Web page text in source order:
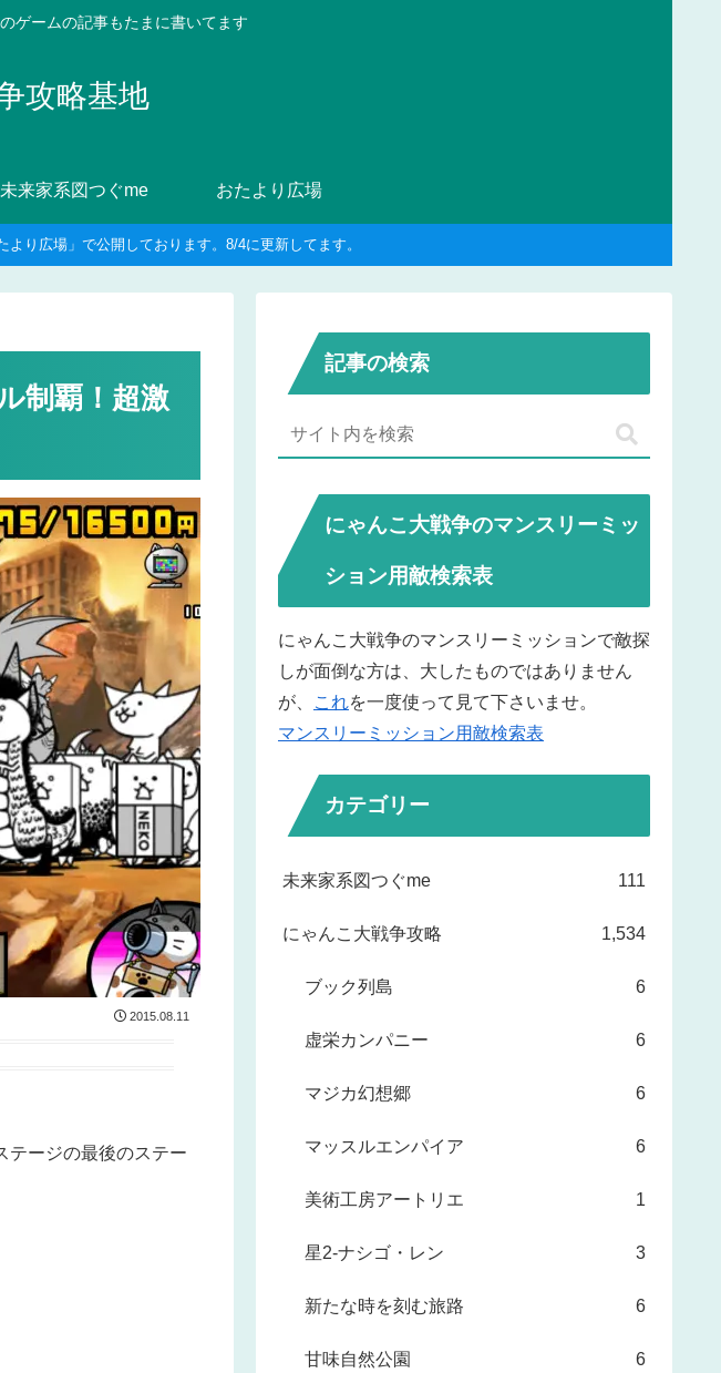
ゲームの記事もたまに書いてます
攻略基地
未来家系図つぐme おたより広場
り広場」で公開しております。8/4に更新してます。
制覇！超激
2015.08.11
テージの最後のステー
記事の検索
にゃんこ大戦争のマンスリーミッ
ション用敵検索表
にゃんこ大戦争のマンスリーミッションで敵探
しが面倒な方は、大したものではありません
が、
これを一度使って見て下さいませ。
マンスリーミッション用敵検索表
カテゴリー
未来家系図つぐme 111
にゃんこ大戦争攻略 1,534
ブック列島 6
虚栄カンパニー 6
マジカ幻想郷 6
マッスルエンパイア 6
美術工房アートリエ 1
星2-ナシゴ・レン 3
新たな時を刻む旅路 6
甘味自然公園 6